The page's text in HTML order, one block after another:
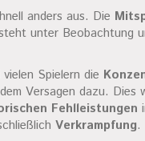
anders aus. Die
unter Beobachtung
vielen Spielern die
Versagen dazu. Dies
Fehlleistungen
Verkrampfung.